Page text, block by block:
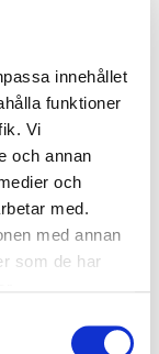
innehållet
funktioner
Vi
och annan
och
med.
med annan
som de har
dagar)